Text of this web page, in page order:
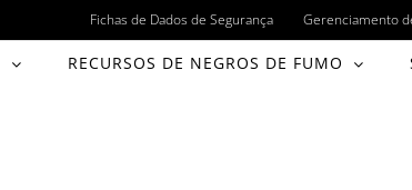
Fichas de Dados de Segurança Gerenciamento
RECURSOS DE NEGROS DE FUMO